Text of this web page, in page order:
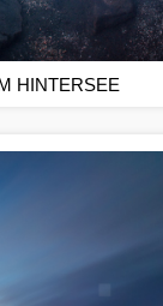
HINTERSEE